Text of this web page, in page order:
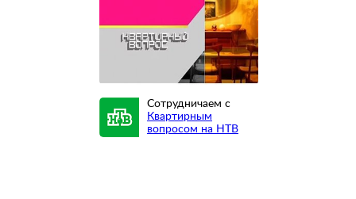
Сотрудничаем с
Квартирным
вопросом на НТВ